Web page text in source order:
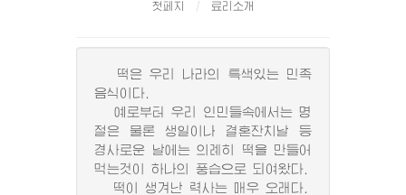
첫페지 료리소개
떡은 우리 나라의 특색있는 민족
음식이다.
예로부터 우리 인민들속에서는 명
절은 물론 생일이나 결혼잔치날 등
경사로운 날에는 의례히 떡을 만들어
먹는것이 하나의 풍습으로 되여왔다.
떡이 생겨난 력사는 매우 오래다.